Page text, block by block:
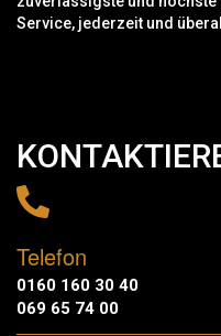
Service, jederzeit und
Telefon
0160 160 30 40
069 65 74 00